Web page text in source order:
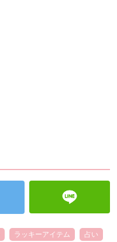
ラッキーアイテム 占い